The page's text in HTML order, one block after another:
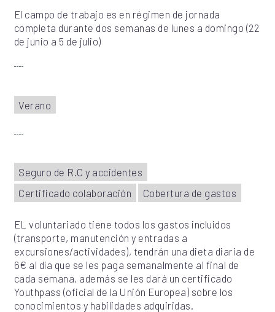
El campo de trabajo es en régimen de jornada
completa durante dos semanas de lunes a domingo (22
de junio a 5 de julio)
Verano
Seguro de R.C y accidentes
Certificado colaboración
Cobertura de gastos
EL voluntariado tiene todos los gastos incluidos
(transporte, manutención y entradas a
excursiones/actividades), tendrán una dieta diaria de
6€ al día que se les paga semanalmente al final de
cada semana, además se les dará un certificado
Youthpass (oficial de la Unión Europea) sobre los
conocimientos y habilidades adquiridas.